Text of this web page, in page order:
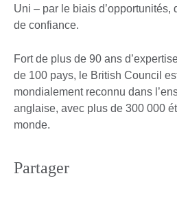
Uni – par le biais d’opportunités,
de confiance.
Fort de plus de 90 ans
de 100 pays, le British Council
mondialement reconnu dans
anglaise, avec plus de 300 000
monde.
Partager